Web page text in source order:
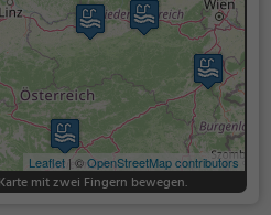
Leaflet | ©OpenStreetMap contributors
mit zwei Fingern bewegen.